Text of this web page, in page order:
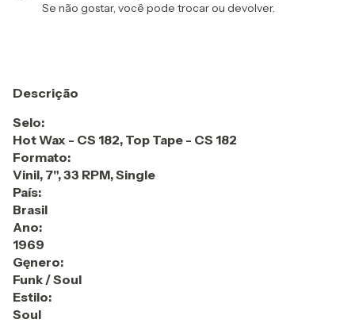
Se não gostar, você pode trocar ou devolver.
Descrição
Selo:
Hot Wax - CS 182, Top Tape - CS 182
Formato:
Vinil, 7", 33 RPM, Single
País:
Brasil
Ano:
1969
Gęnero:
Funk / Soul
Estilo:
Soul